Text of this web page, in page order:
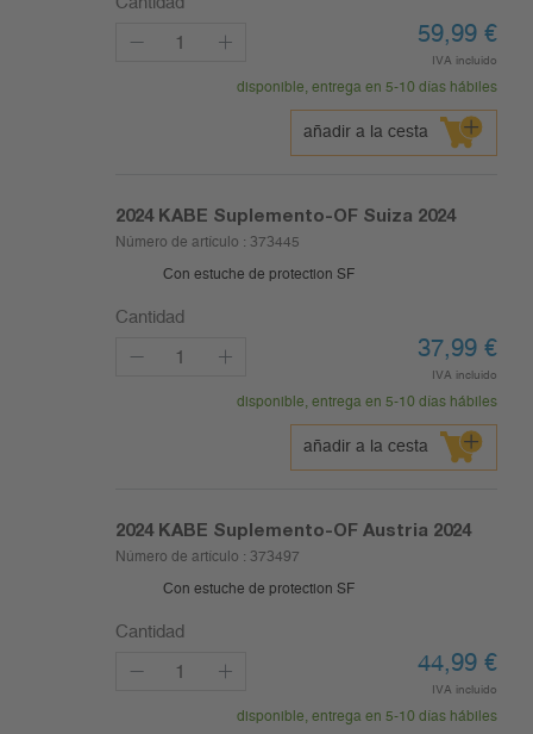
59,99 €
IVA incluido
disponible, entrega en 5-10 días hábiles
añadir a la cesta
2024 KABE Suplemento-OF Suiza 2024
Número de artículo : 373445
Con estuche de protection SF
Cantidad
37,99 €
IVA incluido
disponible, entrega en 5-10 días hábiles
añadir a la cesta
2024 KABE Suplemento-OF Austria 2024
Número de artículo : 373497
Con estuche de protection SF
Cantidad
44,99 €
IVA incluido
disponible, entrega en 5-10 días hábiles